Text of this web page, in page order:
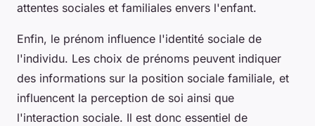
attentes sociales et familiales envers l'enfant.
Enfin, le prénom influence l'identité sociale de
l'individu. Les choix de prénoms peuvent indiquer
des informations sur la position sociale familiale, et
influencent la perception de soi ainsi que
l'interaction sociale. Il est donc essentiel de